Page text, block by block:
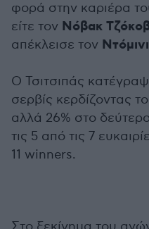
φορά στην καριέρα
είτε τον Νόβακ
απέκλεισε τον
Ο Τσιτσιπάς
σερβίς κερδίζοντας
αλλά 26% στο
τις 5 από τις 7
11 winners.